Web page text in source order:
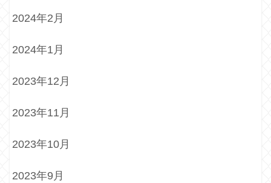
2024年2月
2024年1月
2023年12月
2023年11月
2023年10月
2023年9月